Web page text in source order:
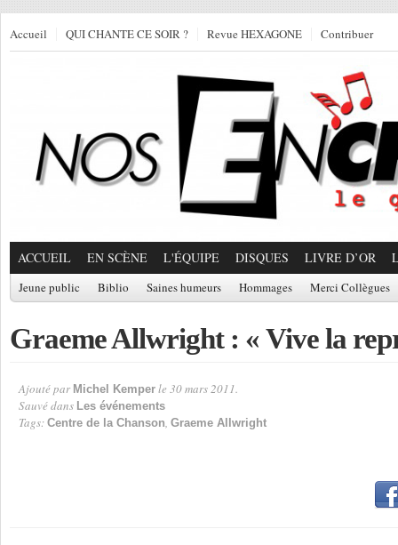
Accueil QUI CHANTE CE SOIR ? Revue HEXAGONE Contribuer
ACCUEIL EN SCÈNE L'ÉQUIPE DISQUES LIVRE D’OR
Jeune public Biblio Saines humeurs Hommages Merci Collègues
Graeme Allwright : « Vive la
Ajouté par Michel Kemper le 30 mars 2011.
Sauvé dans Les événements
Tags: Centre de la Chanson, Graeme Allwright